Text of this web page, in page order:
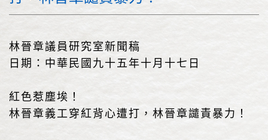
林晉章議員研究室新聞稿
日期：中華民國九十五年十月十七日
紅色惹塵埃！
林晉章義工穿紅背心遭打，林晉章譴責暴力！